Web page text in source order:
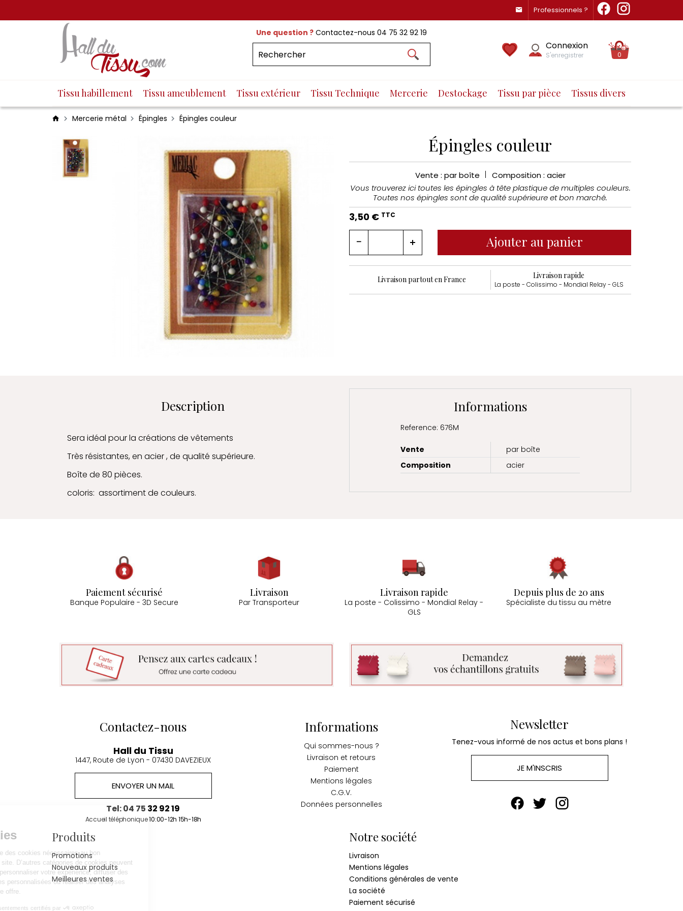
des Cookies
Hall du Tissu utilise des cookies nécessaires au bon
fonctionnement du site. D’autres catégories de cookies peuvent
être utilisées pour personnaliser votre expérience, diffuser des
offres commerciales personnalisées ou réaliser des analyses
Consentements certifiés par
Professionnels ?
Une question ?Contactez-nous 04 75 32 92 19
Connexion
S'enregistrer 0
Tissu habillement Tissu ameublement Tissu extérieur Tissu Technique Mercerie Destockage Tissu par pièce Tissus divers
Mercerie métal Épingles Épingles couleur
Épingles couleur
Vente : par boîte
Composition : acier
Vous trouverez ici toutes les épingles à tête plastique de multiples couleurs.
Toutes nos épingles sont de qualité supérieure et bon marché.
3,50 € TTC
Ajouter au panier
Livraison partout en France Livraison rapide
La poste - Colissimo - Mondial Relay - GLS
Description
Sera idéal pour la créations de vêtements
Très résistantes, en acier , de qualité supérieure.
Boîte de 80 pièces.
coloris: assortiment de couleurs.
Informations
Reference: 676M
Vente
par boîte
Composition
acier
Paiement sécurisé
Banque Populaire - 3D Secure
Livraison
Par Transporteur
Livraison rapide
La poste - Colissimo - Mondial Relay -
GLS
Depuis plus de 20 ans
Spécialiste du tissu au mètre
Contactez-nous
Hall du Tissu
1447, Route de Lyon - 07430 DAVEZIEUX
ENVOYER UN MAIL
Tel: 04 75 32 92 19
Accueil téléphonique 10:00-12h 15h-18h
Informations
Qui sommes-nous ?
Livraison et retours
Paiement
Mentions légales
C.G.V.
Données personnelles
Newsletter
Tenez-vous informé de nos actus et bons plans !
JE M'INSCRIS
Produits
Promotions
Nouveaux produits
Meilleures ventes
Notre société
Livraison
Mentions légales
Conditions générales de vente
La société
Paiement sécurisé